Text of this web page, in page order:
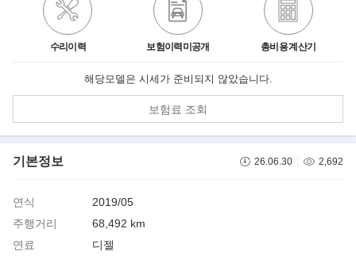
수리이력 보험이력미공개 총비용 계산기
해당모델은 시세가 준비되지 않았습니다.
보험료 조회
기본정보 26.06.30 2,692
연식
2019/05
주행거리
68,492 km
연료
디젤